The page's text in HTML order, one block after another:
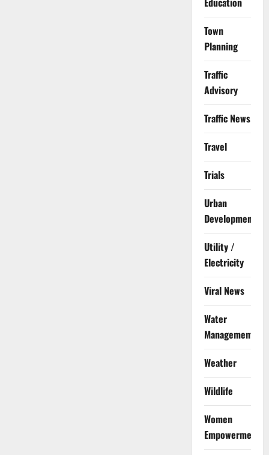
Town
Planning
Traffic
Advisory
Traffic News
Travel
Trials
Urban
Development
Utility /
Electricity
Viral News
Water
Management
Weather
Wildlife
Women
Empowerment